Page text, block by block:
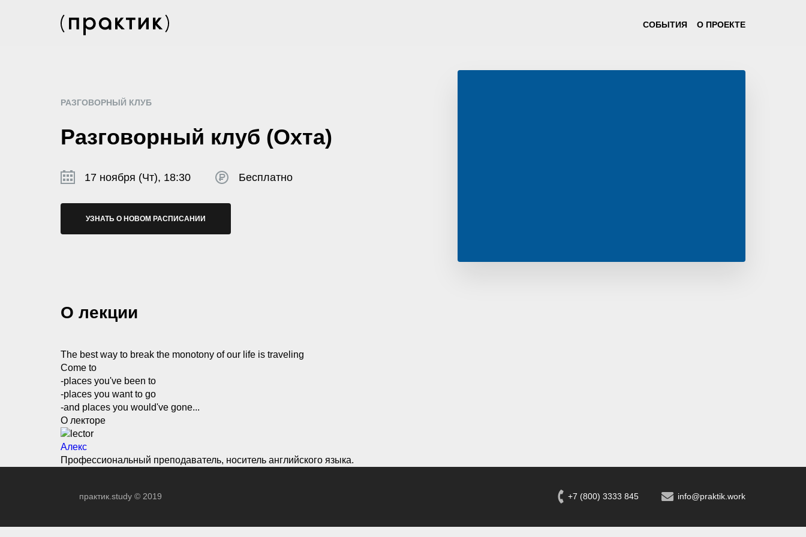
СОБЫТИЯ О ПРОЕКТЕ
РАЗГОВОРНЫЙ КЛУБ
Разговорный клуб (Охта)
17 ноября (Чт), 18:30 Бесплатно
УЗНАТЬ О НОВОМ РАСПИСАНИИ
О лекции
The best way to break the monotony of our life is traveling
Come to
-places you've been to
-places you want to go
-and places you would've gone...
О лекторе
Алекс
Профессиональный преподаватель, носитель английского языка.
практик.study © 2019 +7 (800) 3333 845 info@praktik.work